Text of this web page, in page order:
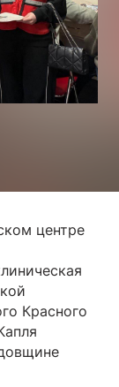
центре
Красного